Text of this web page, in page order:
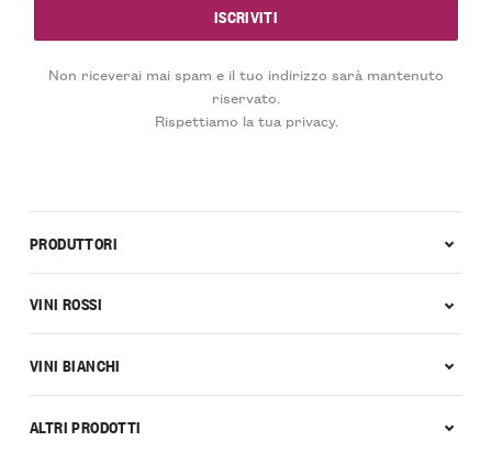
Non riceverai mai spam e il tuo indirizzo sarà mantenuto
riservato.
Rispettiamo la tua privacy.
PRODUTTORI
VINI ROSSI
VINI BIANCHI
ALTRI PRODOTTI